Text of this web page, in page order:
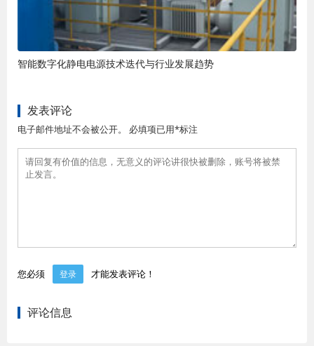
智能数字化静电电源技术迭代与行业发展趋势
发表评论
电子邮件地址不会被公开。 必填项已用*标注
您必须 登录 才能发表评论！
评论信息